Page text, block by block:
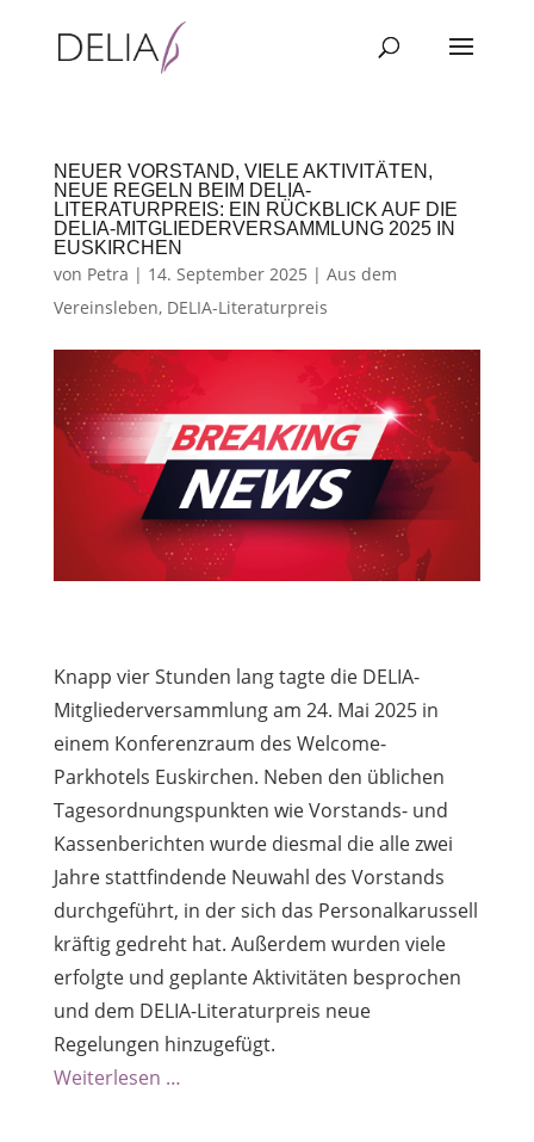
NEUER VORSTAND, VIELE AKTIVITÄTEN,
NEUE REGELN BEIM DELIA-
LITERATURPREIS: EIN RÜCKBLICK AUF DIE
DELIA-MITGLIEDERVERSAMMLUNG 2025 IN
EUSKIRCHEN
von Petra | 14. September 2025 | Aus dem
Vereinsleben, DELIA-Literaturpreis
Knapp vier Stunden lang tagte die DELIA-
Mitgliederversammlung am 24. Mai 2025 in
einem Konferenzraum des Welcome-
Parkhotels Euskirchen. Neben den üblichen
Tagesordnungspunkten wie Vorstands- und
Kassenberichten wurde diesmal die alle zwei
Jahre stattfindende Neuwahl des Vorstands
durchgeführt, in der sich das Personalkarussell
kräftig gedreht hat. Außerdem wurden viele
erfolgte und geplante Aktivitäten besprochen
und dem DELIA-Literaturpreis neue
Regelungen hinzugefügt.
Weiterlesen …